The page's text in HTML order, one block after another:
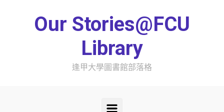
Our Stories@FCU
Library
逢甲大學圖書館部落格